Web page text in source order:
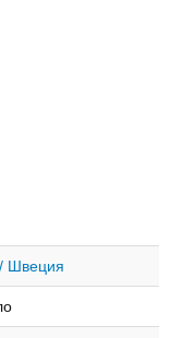
Швеция